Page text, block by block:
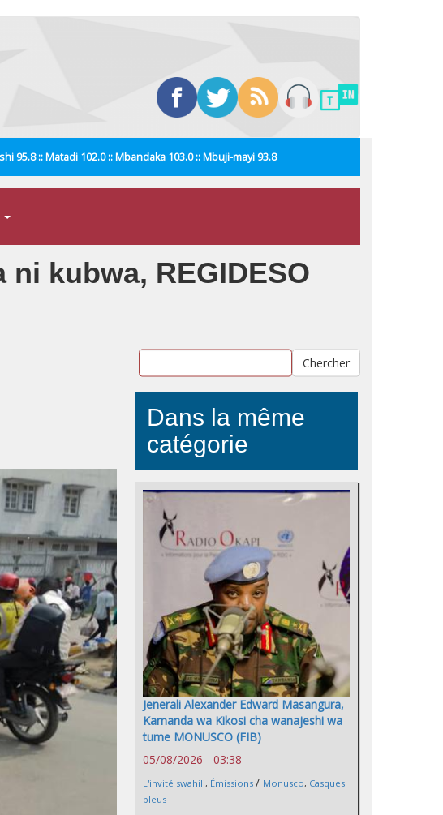
95.8 :: Matadi 102.0 :: Mbandaka 103.0 :: Mbuji-mayi 93.8
kubwa, REGIDESO
Chercher
Dans la même
catégorie
Jenerali Alexander Edward Masangura,
Kamanda wa Kikosi cha wanajeshi wa
tume MONUSCO (FIB)
05/08/2026 - 03:38
L'invité swahili, Émissions / Monusco, Casques
bleus